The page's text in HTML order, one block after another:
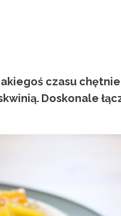
czasu
Doskonale